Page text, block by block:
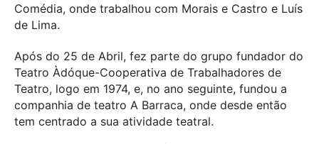
Comédia, onde trabalhou com Morais e Castro e Luís
de Lima.
Após do 25 de Abril, fez parte do grupo fundador do
Teatro Àdóque-Cooperativa de Trabalhadores de
Teatro, logo em 1974, e, no ano seguinte, fundou a
companhia de teatro A Barraca, onde desde então
tem centrado a sua atividade teatral.